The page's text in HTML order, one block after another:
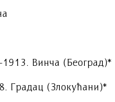
Винча (Београд)*
Градац (Злокућани)*